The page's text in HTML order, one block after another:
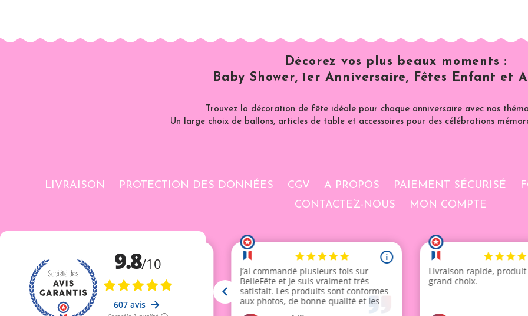
Décorez vos plus beaux moments :
Baby Shower, 1er Anniversaire, Fêtes Enfant et
Trouvez la décoration de fête idéale pour chaque anniversaire avec nos
Un large choix de ballons, articles de table et accessoires pour des célébrations
LIVRAISON PROTECTION DES DONNÉES CGV A PROPOS PAIEMENT SÉCURISÉ
CONTACTEZ-NOUS
MON COMPTE